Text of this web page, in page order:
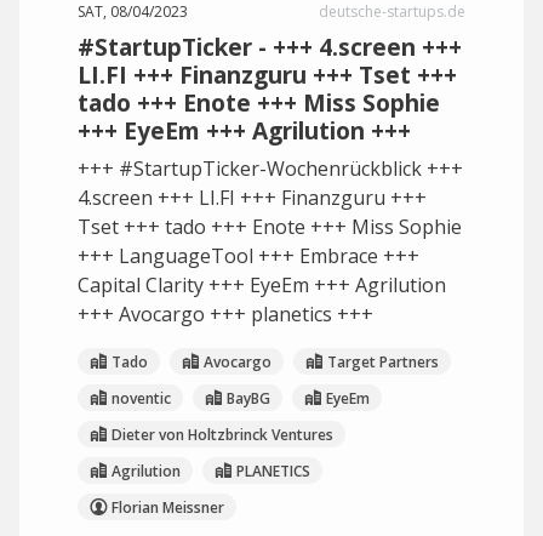
SAT, 08/04/2023 deutsche-startups.de
#StartupTicker - +++ 4.screen +++
LI.FI +++ Finanzguru +++ Tset +++
tado +++ Enote +++ Miss Sophie
+++ EyeEm +++ Agrilution +++
+++ #StartupTicker-Wochenrückblick +++
4.screen +++ LI.FI +++ Finanzguru +++
Tset +++ tado +++ Enote +++ Miss Sophie
+++ LanguageTool +++ Embrace +++
Capital Clarity +++ EyeEm +++ Agrilution
+++ Avocargo +++ planetics +++
Tado Avocargo
Target Partners
noventic
BayBG
EyeEm
Dieter von Holtzbrinck Ventures
Agrilution
PLANETICS
Florian Meissner